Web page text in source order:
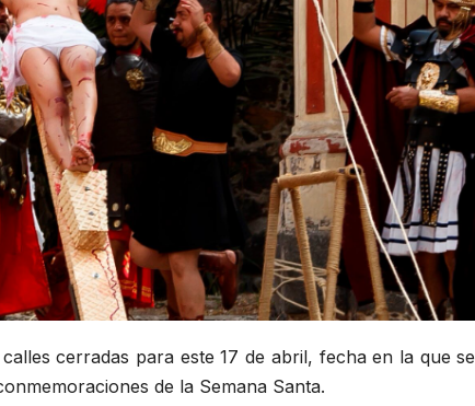
cerradas para este 17 de abril, fecha en la que se
de la Semana Santa.